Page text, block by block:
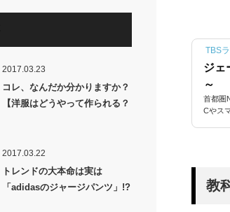
TBS
ジェ
～
首都圏
Cやス
教
2017.03.23
コレ、なんだか分かりますか？
【洋服はどうやって作られる？
2017.03.22
トレンドの大本命は実は
「adidasのジャージパンツ」!?